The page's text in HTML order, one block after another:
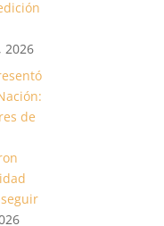
2026
de